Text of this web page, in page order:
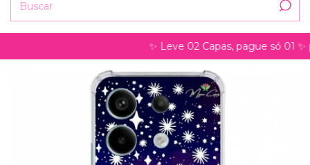
✨ Leve 02 Capas, pague só 01 ✨